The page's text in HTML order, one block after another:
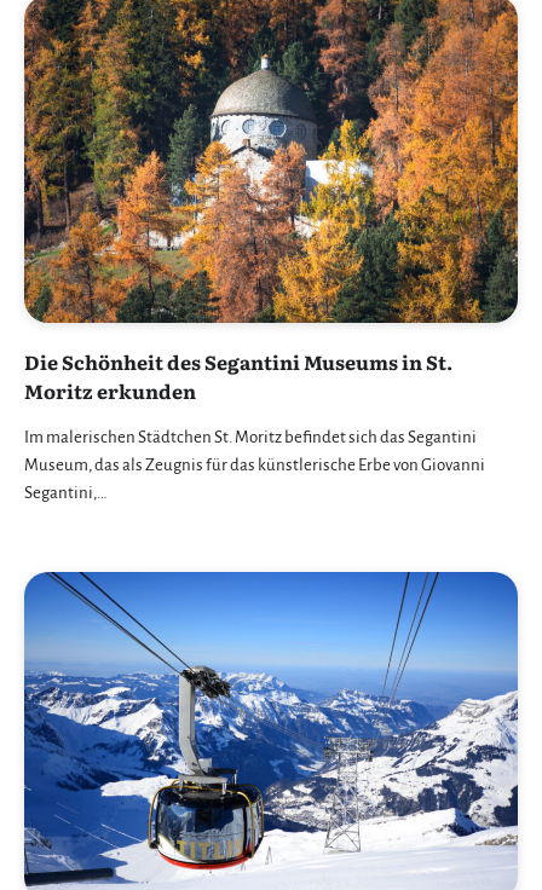
Die Schönheit des Segantini Museums in St.
Moritz erkunden
Im malerischen Städtchen St. Moritz befindet sich das Segantini
Museum, das als Zeugnis für das künstlerische Erbe von Giovanni
Segantini,…